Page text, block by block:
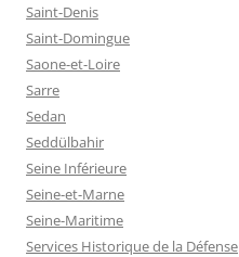
Saint-Denis
Saint-Domingue
Saone-et-Loire
Sarre
Sedan
Seddülbahir
Seine Inférieure
Seine-et-Marne
Seine-Maritime
Services Historique de la Défense